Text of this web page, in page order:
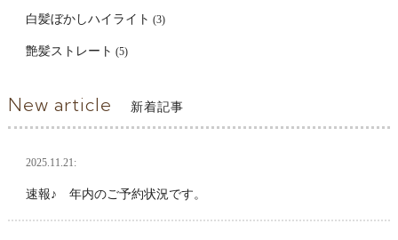
白髪ぼかしハイライト (3)
艶髪ストレート (5)
New article 新着記事
2025.11.21:
速報♪ 年内のご予約状況です。